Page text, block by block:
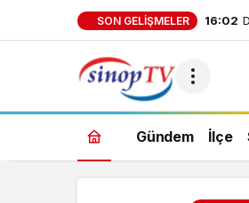
SON GELIŞMELER 16:02
Gündem İlçe